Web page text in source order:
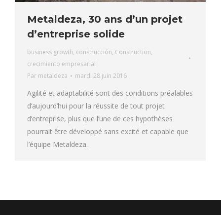
Metaldeza, 30 ans d’un projet
d’entreprise solide
business growth, construcción, Construction,
crecimiento empresarial
Par metaldeza mardi 28 juin 2016
Agilité et adaptabilité sont des conditions préalables
d’aujourd’hui pour la réussite de tout projet
d’entreprise, plus que l’une de ces hypothèses
pourrait être développé sans excité et capable que
l’équipe Metaldeza.